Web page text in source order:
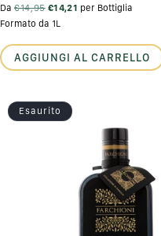
Da €14,95 €14,21 per Bottiglia
Formato da 1L
AGGIUNGI AL CARRELLO
Esaurito